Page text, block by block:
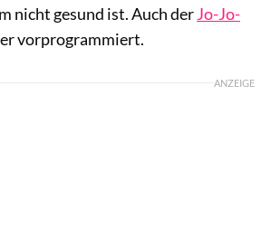
nicht gesund ist. Auch derJo-Jo-
vorprogrammiert.
ANZEIGE